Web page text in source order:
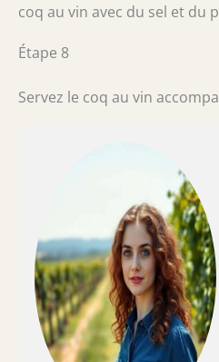
coq au vin avec du sel et du
Étape 8
Servez le coq au vin